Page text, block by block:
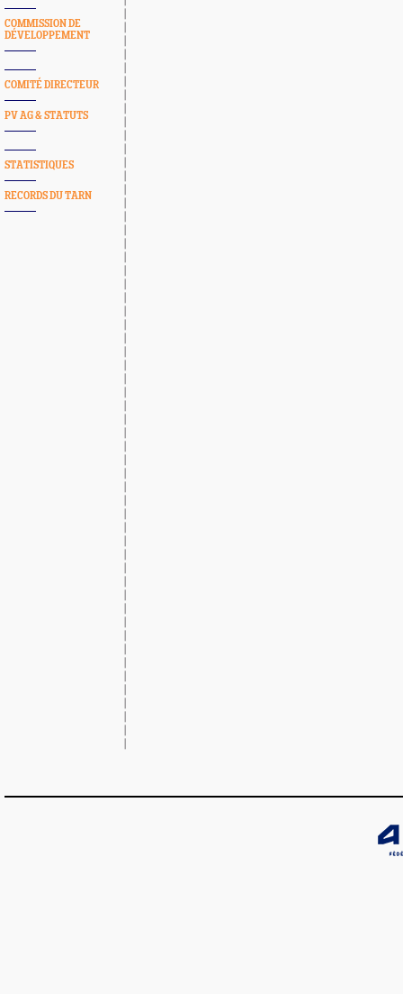
COMMISSION DE
DÉVELOPPEMENT
COMITÉ DIRECTEUR
PV AG & STATUTS
STATISTIQUES
RECORDS DU TARN